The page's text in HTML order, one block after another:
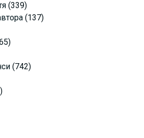
(339)
(137)
(742)